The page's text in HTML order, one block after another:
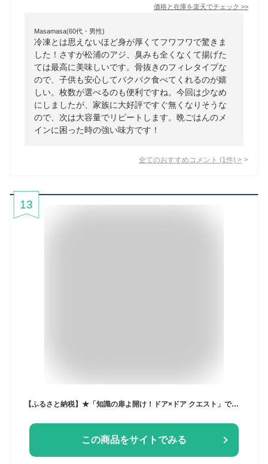
価格と在庫を楽天でチェック >>
Masamasa(60代・男性)
冷凍とは思えないほど身が厚くてフワフワで驚きま
した！さすが松浦のアジ、臭みも全くなくて揚げた
ては最高に美味しいです。骨抜きのフィレタイプな
ので、子供も安心してパクパク食べてくれるのが嬉
しい。枚数が選べるのも便利ですね。今回は少なめ
にしましたが、家族に大好評ですぐ無くなりそうな
ので、次は大容量でリピートします。晩ごはんのメ
インに困った時の強い味方です！
全てのおすすめコメント (1 件) >
13
【ふるさと納税】★「知識の扉よ開け！ドア×ドア クエスト」でご紹介！★ てっぱつアジフライ 1パック2枚入り×2 千葉県 南房総市 国産 鮮度抜群 アジ 特大 でかい 簡単調理 衣付き 冷凍のまま 揚げるだけ さくさく ふっくら 食べ応え 肉厚 お取り寄せ グルメ 送料無料
この商品をサイトでみる